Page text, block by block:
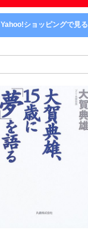
Yahoo!ショッピングで見る